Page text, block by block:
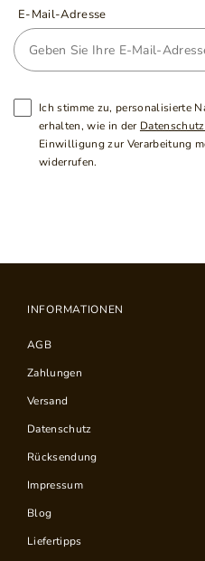
E-Mail-Adresse
Ich stimme zu, personalisierte
erhalten, wie in der
Einwilligung zur Verarbeitung
widerrufen.
INFORMATIONEN
AGB
Zahlungen
Versand
Datenschutz
Rücksendung
Impressum
Blog
Liefertipps